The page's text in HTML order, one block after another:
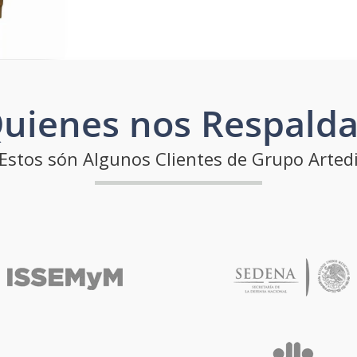
nos
són Algunos Clientes de Grupo